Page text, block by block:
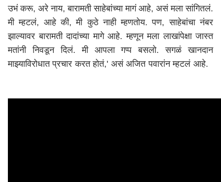
उभं करू, अरे नाय, बारामती साहेबांच्या मागं आहे, असं मला सांगितलं.
मी म्हटलं, आहे की, मी कुठे नाही म्हणतोय. पण, साहेबांचा नंबर
झाल्यावर बारामती दादांच्या मागे आहे. म्हणून मला लाखांपेक्षा जास्त
मतांनी निवडून दिलं. मी आपला गप्प बसलो. सगळं खानदान
माझ्याविरोधात प्रचार करत होतं,' असं अजित पवारांन म्हटलं आहे.